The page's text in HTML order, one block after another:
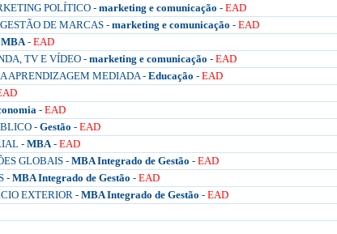
POLÍTICO - marketing e comunicação - EAD
DE MARCAS - marketing e comunicação - EAD
MBA- EAD
TV E VÍDEO - marketing e comunicação - EAD
APRENDIZAGEM MEDIADA - Educação - EAD
- EAD
- Gestão - EAD
- MBA- EAD
GLOBAIS - MBA Integrado de Gestão - EAD
- MBA Integrado de Gestão - EAD
EXTERIOR - MBA Integrado de Gestão - EAD